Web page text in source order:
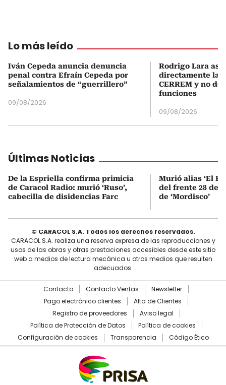
Lo más leído
Iván Cepeda anuncia denuncia
penal contra Efraín Cepeda por
señalamientos de “guerrillero”
09/08/2026
Rodrigo Lara
directamente la
CERREM y no
funciones
09/08/2026
Últimas Noticias
De la Espriella confirma primicia
de Caracol Radio: murió ‘Ruso’,
cabecilla de disidencias Farc
Murió alias ‘El
del frente 28 de
de ‘Mordisco’
© CARACOL S.A. Todos los derechos reservados.
CARACOL S.A. realiza una reserva expresa de las reproducciones y
usos de las obras y otras prestaciones accesibles desde este sitio
web a medios de lectura mecánica u otros medios que resulten
adecuados.
Contacto Contacto Ventas
Newsletter
Pago electrónico clientes
Alta de Clientes
Registro de proveedores
Aviso legal
Política de Protección de Datos
Política de cookies
Configuración de cookies
Transparencia Código Ético